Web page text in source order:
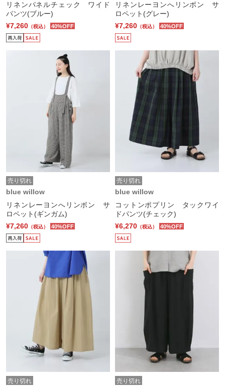
リネンパネルチェック ワイド
パンツ(ブルー)
¥7,260 （税込） 40%OFF
リネンレーヨンへリンボン サ
ロペット(グレー)
¥7,260 （税込） 40%OFF
売り切れ
blue willow
リネンレーヨンへリンボン サ
ロペット(ギンガム)
¥7,260 （税込） 40%OFF
売り切れ
blue willow
コットンポプリン タックワイ
ドパンツ(チェック)
¥6,270 （税込） 40%OFF
売り切れ 売り切れ